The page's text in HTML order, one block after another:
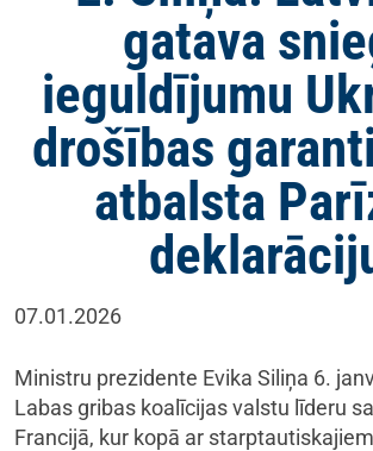
gatava
ieguldījumu
drošības
atbalsta
07.01.2026
Ministru prezidente Evika Siliņa 6.
Labas gribas koalīcijas valstu līderu
Francijā, kur kopā ar